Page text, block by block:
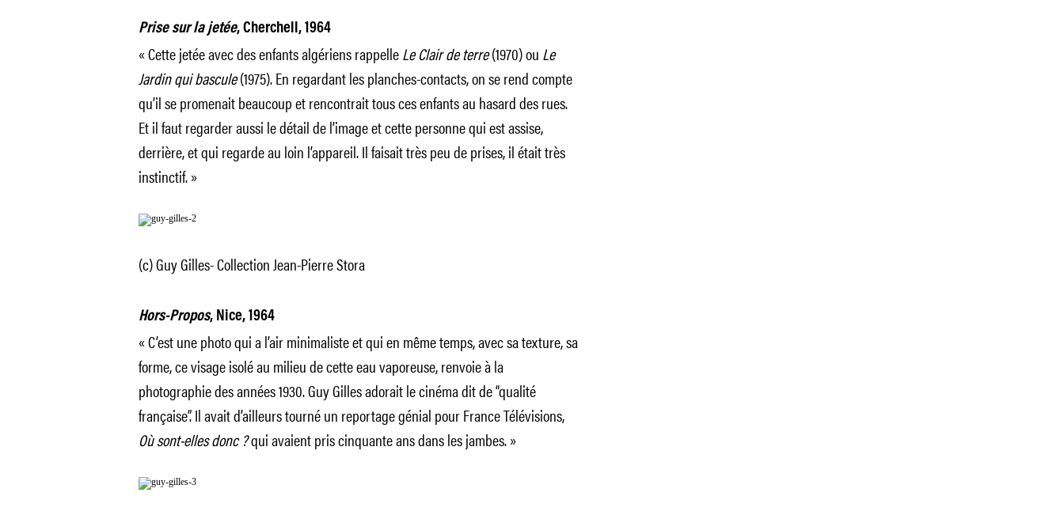
Prise sur la jetée, Cherchell, 1964
« Cette jetée avec des enfants algériens rappelleLe Clair de terre(1970) ou Le
Jardin qui bascule(1975). En regardant les planches-contacts, on se rend compte
qu’il se promenait beaucoup et rencontrait tous ces enfants au hasard des rues.
Et il faut regarder aussi le détail de l’image et cette personne qui est assise,
derrière, et qui regarde au loin l’appareil. Il faisait très peu de prises, il était très
instinctif. »
(c) Guy Gilles- Collection Jean-Pierre Stora
Hors-Propos, Nice, 1964
« C’est une photo qui a l’air minimaliste et qui en même temps, avec sa texture, sa
forme, ce visage isolé au milieu de cette eau vaporeuse, renvoie à la
photographie des années 1930. Guy Gilles adorait le cinéma dit de “qualité
française”. Il avait d’ailleurs tourné un reportage génial pour France Télévisions,
Où sont-elles donc ?qui avaient pris cinquante ans dans les jambes. »